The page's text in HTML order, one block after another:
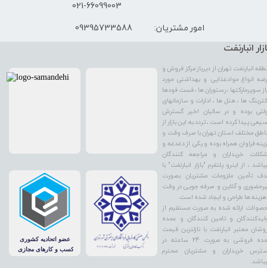
انبارنفت
انبارنفت تهران از دیرباز مرکز فروش و
انواع موادغذایی و بهداشتی مورد
سوپرمارکتها ، رستوران ها ، فست فودها
ها ، هتل ها ، ادارات و سازمانهای
بوده و در سالیان اخیر گسترش
پیدا کرده است ، تردد به این بازار از
مختلف استان تهران با صرف وقت و
فراوان همراه بوده و یکی از دغدغه و
خریداران و مراجعه کنندگان
، از اینرو پلتفرم "بازار انبارنفت" با
تأمین ملزومات مشتریان بصورت
و آنلاین و صرفه جویی در وقت
ها طراحی و ایجاد شده است.
ارائه شده به صورت مستقیم از
و تامین کنندگان و عمده
معتبر انبارنفت با نازلترین قیمت
عمده فروشی به صورت 24 ساعته در
خریداران و مشتریان محترم
امور مشتریان: